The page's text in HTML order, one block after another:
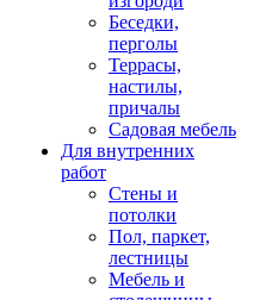
Беседки,
перголы
Террасы,
настилы,
причалы
Садовая мебель
Для внутренних
работ
Стены и
потолки
Пол, паркет,
лестницы
Мебель и